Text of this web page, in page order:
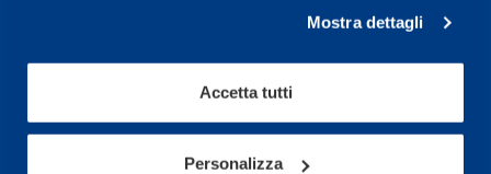
Mostra dettagli
Accetta tutti
Personalizza